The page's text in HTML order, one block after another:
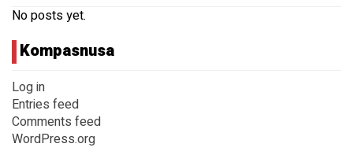
No posts yet.
Kompasnusa
Log in
Entries feed
Comments feed
WordPress.org